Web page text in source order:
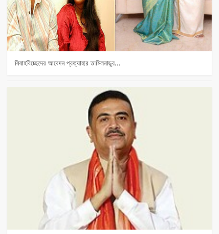
বিবাহবিচ্ছেদের আবেদন প্রত্যাহার তামিলনাড়ুর…